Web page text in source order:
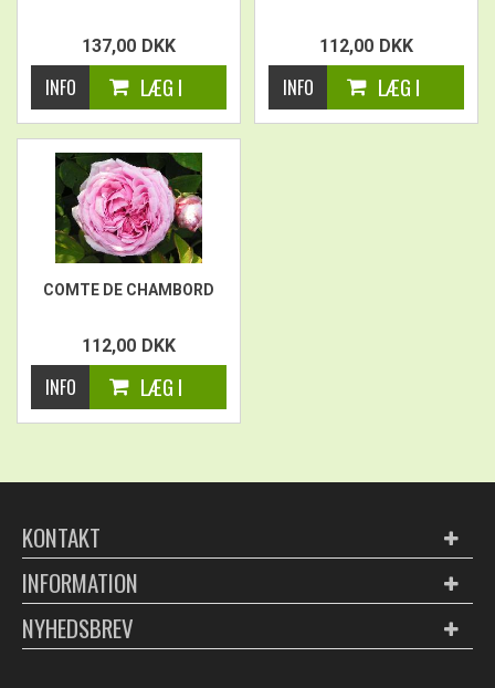
137,00 DKK 112,00 DKK
COMTE DE CHAMBORD
112,00 DKK
KONTAKT
INFORMATION
NYHEDSBREV